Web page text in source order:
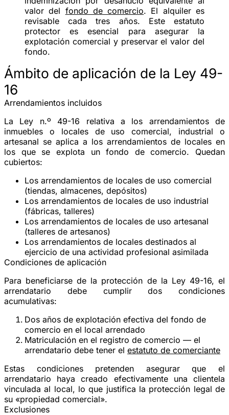
valor del fondo de comercio. El alquiler es
revisable cadatres años. Este estatuto
protector es esencial para asegurar la
explotación comercial y preservar el valor del
fondo.
Ámbito de aplicación de la Ley 49-
16
Arrendamientos incluidos
La Ley n.º 49-16 relativa a los arrendamientos de
inmuebles o locales de uso comercial, industrial o
artesanal se aplica a los arrendamientos de locales en
los que se explota unfondo de comercio. Quedan
cubiertos:
Los arrendamientos de locales de uso comercial
(tiendas, almacenes, depósitos)
Los arrendamientos de locales de uso industrial
(fábricas, talleres)
Los arrendamientos de locales de uso artesanal
(talleres de artesanos)
Los arrendamientos de locales destinados al
ejercicio de una actividad profesional asimilada
Condiciones de aplicación
Para beneficiarse de la protección de la Ley 49-16, el
arrendatario debe cumplir dos condiciones
acumulativas:
Dos años de explotación efectiva del fondo de
comercio en el local arrendado
Matriculación en el registro de comercio — el
arrendatario debe tener el estatuto de comerciante
Estas condiciones pretenden asegurar que el
arrendatario haya creado efectivamente una clientela
vinculada al local, lo que justifica la protección legal de
su «propiedad comercial».
Exclusiones